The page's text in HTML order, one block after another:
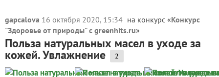
gapcalova 16 октября 2020, 15:34 на конкурс «Конкурс
"Здоровье от природы" с greenhits.ru»
Польза натуральных масел в уходе за
кожей. Увлажнение 2